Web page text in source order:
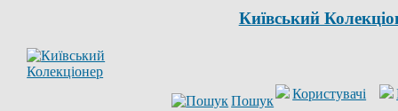
Київський
Пошук Користувачі